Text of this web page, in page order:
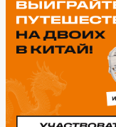
добавить не